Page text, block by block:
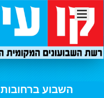
השבוע ברחובות: 26 לדצמבר 2024